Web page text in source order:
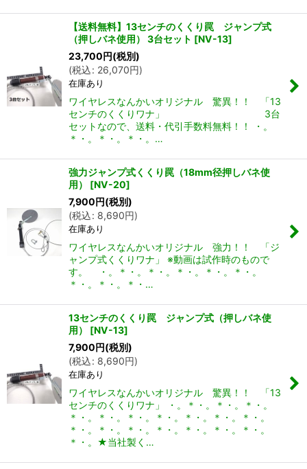
【送料無料】13センチのくくり罠 ジャンプ式
（押しバネ使用） 3台セット [NV-13]
23,700円(税別)
(税込: 26,070円)
在庫あり
ワイヤレスなんかいオリジナル 驚異！！ 「13
センチのくくりワナ」 3台
セットなので、送料・代引手数料無料！！ ・。
＊・。＊・。＊・。…
強力ジャンプ式くくり罠（18mm径押しバネ使
用）
[NV-20]
7,900円(税別)
(税込: 8,690円)
在庫あり
ワイヤレスなんかいオリジナル 強力！！ 「ジ
ャンプ式くくりワナ」 ※動画は試作時のもので
す。 ・。＊・。＊・。＊・。＊・。＊・。
＊・。＊・。＊・…
13センチのくくり罠 ジャンプ式（押しバネ使
用）
[NV-13]
7,900円(税別)
(税込: 8,690円)
在庫あり
ワイヤレスなんかいオリジナル 驚異！！ 「13
センチのくくりワナ」 ・。＊・。＊・。＊・。
＊・。＊・。＊・。＊・。＊・。＊・。＊・。
＊・。＊・。＊・。＊・。＊・。＊・。＊・。
＊・。★当社製く…